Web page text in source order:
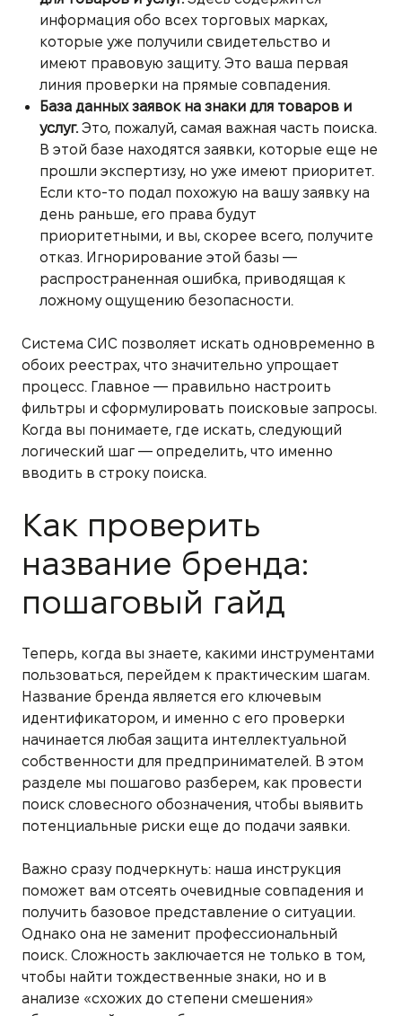
информация обо всех торговых марках,
которые уже получили свидетельство и
имеют правовую защиту. Это ваша первая
линия проверки на прямые совпадения.
База данных заявок на знаки для товаров и
услуг. Это, пожалуй, самая важная часть поиска.
В этой базе находятся заявки, которые еще не
прошли экспертизу, но уже имеют приоритет.
Если кто-то подал похожую на вашу заявку на
день раньше, его права будут
приоритетными, и вы, скорее всего, получите
отказ. Игнорирование этой базы —
распространенная ошибка, приводящая к
ложному ощущению безопасности.
Система СИС позволяет искать одновременно в
обоих реестрах, что значительно упрощает
процесс. Главное — правильно настроить
фильтры и сформулировать поисковые запросы.
Когда вы понимаете, где искать, следующий
логический шаг — определить, что именно
вводить в строку поиска.
Как проверить
название бренда:
пошаговый гайд
Теперь, когда вы знаете, какими инструментами
пользоваться, перейдем к практическим шагам.
Название бренда является его ключевым
идентификатором, и именно с его проверки
начинается любая защита интеллектуальной
собственности для предпринимателей. В этом
разделе мы пошагово разберем, как провести
поиск словесного обозначения, чтобы выявить
потенциальные риски еще до подачи заявки.
Важно сразу подчеркнуть: наша инструкция
поможет вам отсеять очевидные совпадения и
получить базовое представление о ситуации.
Однако она не заменит профессиональный
поиск. Сложность заключается не только в том,
чтобы найти тождественные знаки, но и в
анализе «схожих до степени смешения»